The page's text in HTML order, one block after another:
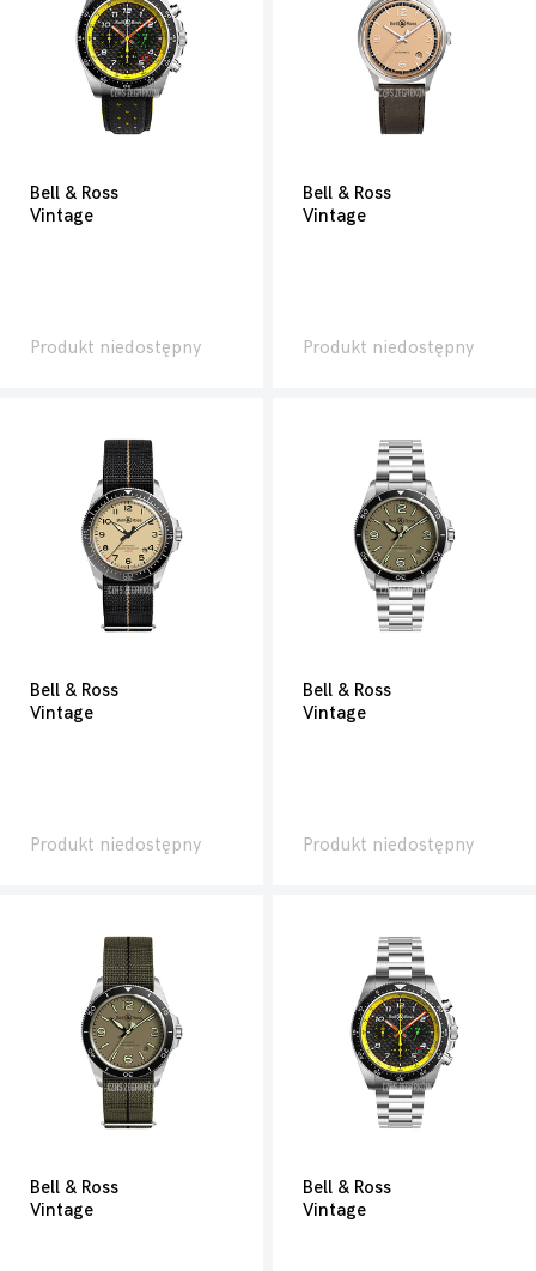
Bell & Ross
Vintage
Produkt niedostępny
Bell & Ross
Vintage
Produkt niedostępny
Bell & Ross
Vintage
Produkt niedostępny
Bell & Ross
Vintage
Produkt niedostępny
Bell & Ross
Vintage
Bell & Ross
Vintage